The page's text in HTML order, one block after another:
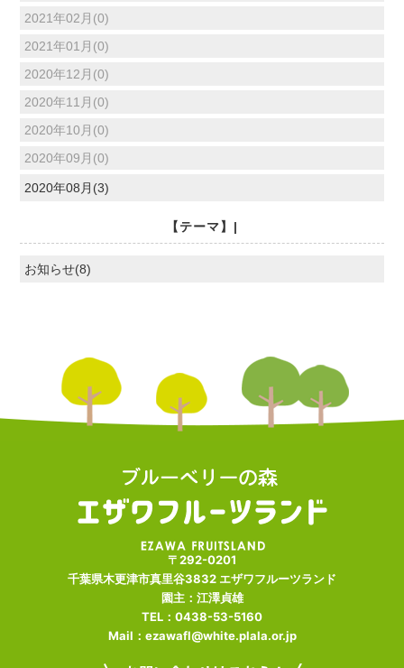
2021年02月(0)
2021年01月(0)
2020年12月(0)
2020年11月(0)
2020年10月(0)
2020年09月(0)
2020年08月(3)
【テーマ】|
お知らせ(8)
〒292-0201
千葉県木更津市真里谷3832 エザワフルーツランド
園主：江澤貞雄
TEL：0438-53-5160
Mail：ezawafl@white.plala.or.jp